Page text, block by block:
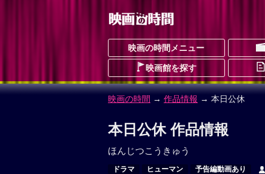
映画の時間メニュー
映画館を探す
映画の時間 → 作品情報 → 本日公休
本日公休 作品情報
ほんじつこうきゅう
ドラマ ヒューマン 予告編動画あり